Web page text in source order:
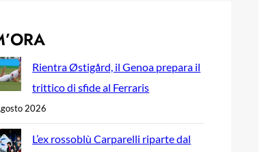
Rientra Østigård, il Genoa prepara il
trittico di sfide al Ferraris
2026
L’ex rossoblù Carparelli riparte dal